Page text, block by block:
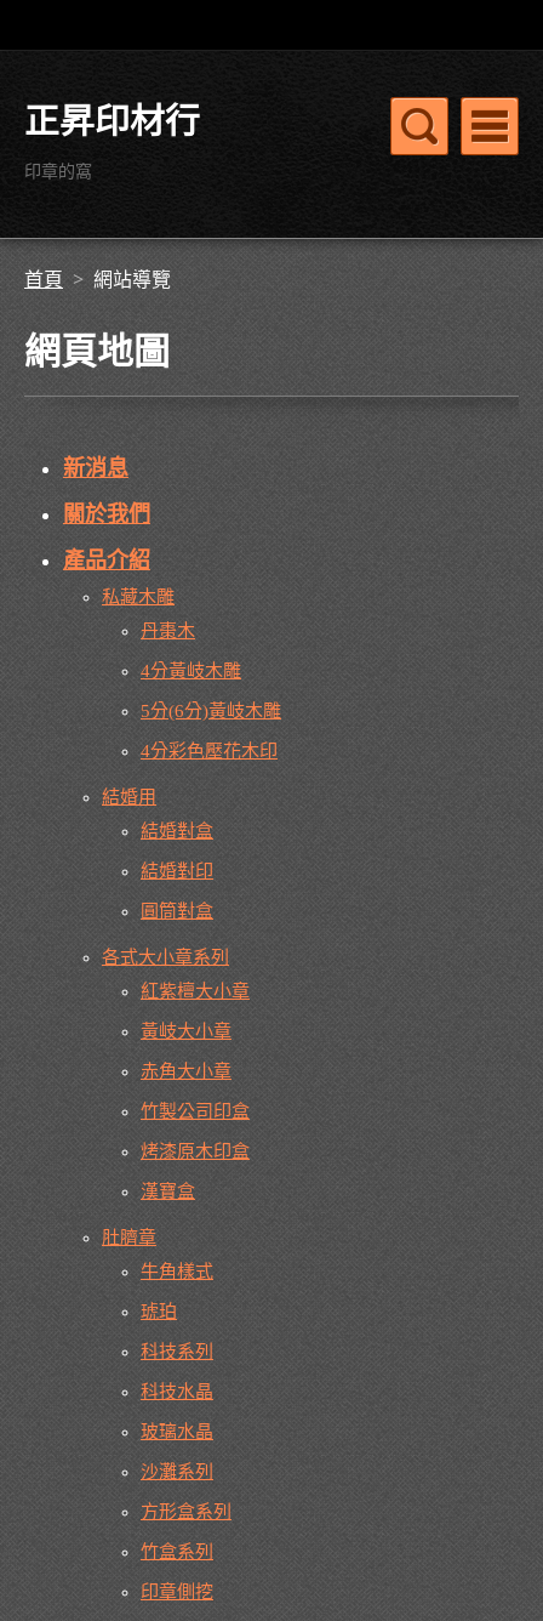
正昇印材行
印章的窩
首頁 > 網站導覽
網頁地圖
新消息
關於我們
產品介紹
私藏木雕
丹棗木
4分黃岐木雕
5分(6分)黃岐木雕
4分彩色壓花木印
結婚用
結婚對盒
結婚對印
圓筒對盒
各式大小章系列
紅紫檀大小章
黃岐大小章
赤角大小章
竹製公司印盒
烤漆原木印盒
漢寶盒
肚臍章
牛角樣式
琥珀
科技系列
科技水晶
玻璃水晶
沙灘系列
方形盒系列
竹盒系列
印章側挖